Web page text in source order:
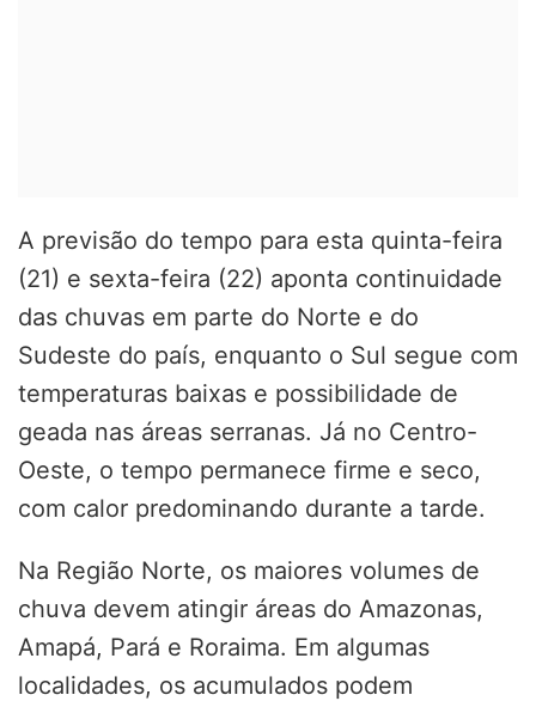
A previsão do tempo para esta quinta-feira
(21) e sexta-feira (22) aponta continuidade
das chuvas em parte do Norte e do
Sudeste do país, enquanto o Sul segue com
temperaturas baixas e possibilidade de
geada nas áreas serranas. Já no Centro-
Oeste, o tempo permanece firme e seco,
com calor predominando durante a tarde.
Na Região Norte, os maiores volumes de
chuva devem atingir áreas do Amazonas,
Amapá, Pará e Roraima. Em algumas
localidades, os acumulados podem